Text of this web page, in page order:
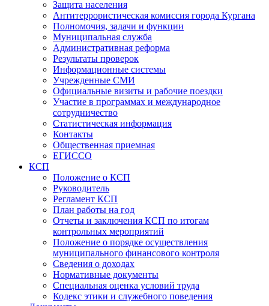
Защита населения
Антитеррористическая комиссия города Кургана
Полномочия, задачи и функции
Муниципальная служба
Административная реформа
Результаты проверок
Информационные системы
Учрежденные СМИ
Официальные визиты и рабочие поездки
Участие в программах и международное
сотрудничество
Статистическая информация
Контакты
Общественная приемная
ЕГИССО
КСП
Положение о КСП
Руководитель
Регламент КСП
План работы на год
Отчеты и заключения КСП по итогам
контрольных мероприятий
Положение о порядке осуществления
муниципального финансового контроля
Сведения о доходах
Нормативные документы
Специальная оценка условий труда
Кодекс этики и служебного поведения